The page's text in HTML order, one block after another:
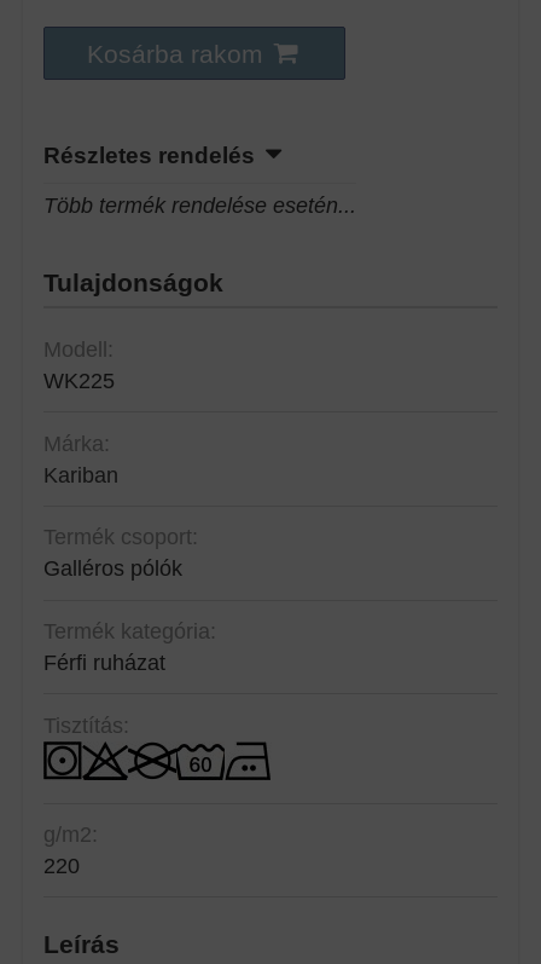
Kosárba rakom
Részletes rendelés
Több termék rendelése esetén...
Tulajdonságok
Modell:
WK225
Márka:
Kariban
Termék csoport:
Galléros pólók
Termék kategória:
Férfi ruházat
Tisztítás:
g/m2:
220
Leírás